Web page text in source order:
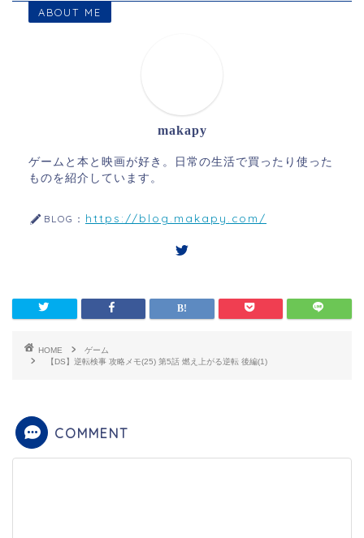
ABOUT ME
makapy
ゲームと本と映画が好き。日常の生活で買ったり使った
ものを紹介しています。
BLOG： https://blog.makapy.com/
HOME
ゲーム
【DS】逆転検事 攻略メモ(25) 第5話 燃え上がる逆転 後編(1)
COMMENT